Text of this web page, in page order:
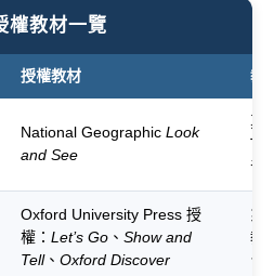
權教材一覽
授權教材 教
National Geographic Look
and See
真
音
Oxford University Press 授
權： Let’s Go 、 Show and
Tell、 Oxford Discover
系
教
台